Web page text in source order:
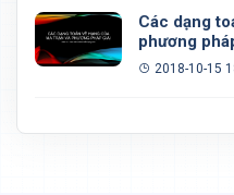
Các dạng
phương
2018-10-15